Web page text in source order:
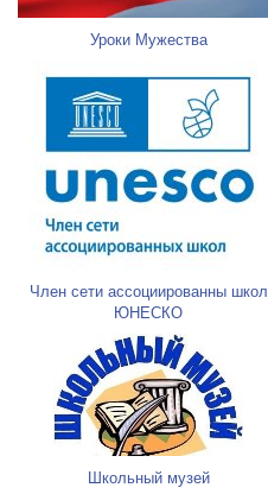
Уроки Мужества
Член сети ассоциированны школ
ЮНЕСКО
Школьный музей